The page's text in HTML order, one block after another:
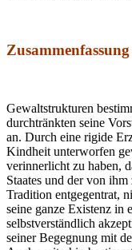
Zusammenfassung
Gewaltstrukturen
durchtränkten seine
an. Durch eine rigide
Kindheit unterworfen
verinnerlicht zu haben,
Staates und der von
Tradition entgegentrat,
seine ganze Existenz in
selbstverständlich
seiner Begegnung mit